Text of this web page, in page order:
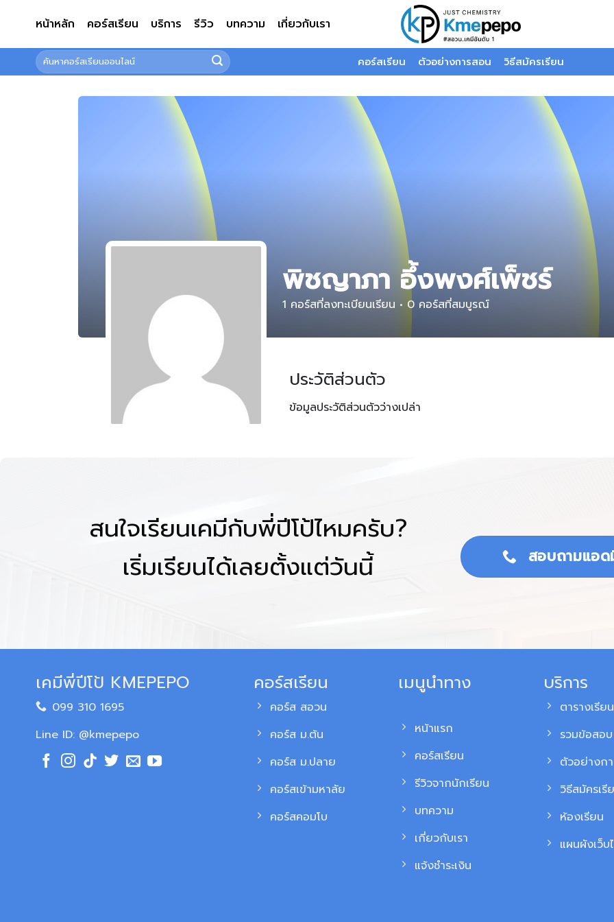
หน้าหลัก คอร์สเรียน บริการ รีวิว บทความ เกี่ยวกับเรา
ค้นหา: คอร์สเรียน ตัวอย่างการสอน วิธีสมัครเรียน
พิชญาภา อึ้งพงศ์เพ็ชร์
1 คอร์สที่ลงทะเบียนเรียน • 0 คอร์สที่สมบูรณ์
ประวัติส่วนตัว
ข้อมูลประวัติส่วนตัวว่างเปล่า
สนใจเรียนเคมีกับพี่ปีโป้ไหมครับ?
เริ่มเรียนได้เลยตั้งแต่วันนี้
สอบถามแอ
เคมีพี่ปีโป้ KMEPEPO
099 310 1695
Line ID: @kmepepo
คอร์สเรียน
คอร์ส สอวน
คอร์ส ม.ต้น
คอร์ส ม.ปลาย
คอร์สเข้ามหาลัย
คอร์สคอมโบ
เมนูนำทาง
หน้าแรก
คอร์สเรียน
รีวิวจากนักเรียน
บทความ
เกี่ยวกับเรา
แจ้งชำระเงิน
บริการ
ตารางเรียน
รวมข้อสอ
ตัวอย่างก
วิธีสมัครเรี
ห้องเรียน
แผนผังเว็บ